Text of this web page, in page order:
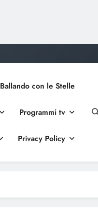
Ballando con le Stelle
Programmi tv
Privacy Policy